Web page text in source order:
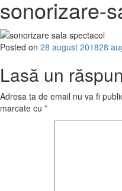
sonorizare-
Posted on 28 august 201828
Lasă un
Adresa ta de email nu va fi
marcate cu *